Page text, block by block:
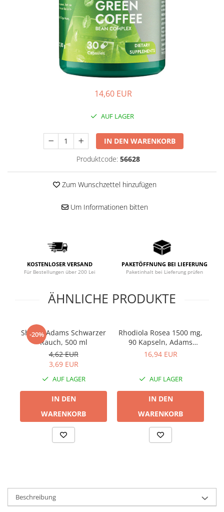
Herzerkrankungen
Hormonstörungen
Knochensystem
Muskelkrämpfe
Nervensystem
Schlaf
Verdauung
Wechseljahre
Wohlbefinden & Langlebigkeit
14,60 EUR
AUF LAGER
IN DEN WARENKORB
Produktcode: 56628
Zum Wunschzettel hinzufügen
Um Informationen bitten
KOSTENLOSER VERSAND
Für Bestellungen über 200 Lei
PAKETÖFFNUNG BEI LIEFERUNG
Paketinhalt bei Lieferung prüfen
ÄHNLICHE PRODUKTE
-20%
Shaker Adams Schwarzer
Rauch, 500 ml
4,62 EUR
3,69 EUR
AUF LAGER
IN DEN
WARENKORB
Rhodiola Rosea 1500 mg,
90 Kapseln, Adams
Supplements
16,94 EUR
AUF LAGER
IN DEN
WARENKORB
Beschreibung